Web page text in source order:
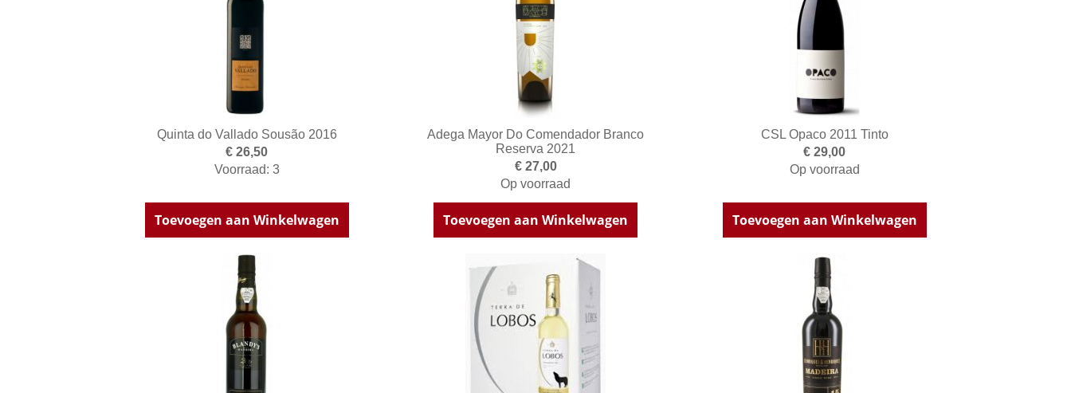
Quinta do Vallado Sousão 2016
€ 26,50
Voorraad: 3
Toevoegen aan Winkelwagen
Adega Mayor Do Comendador Branco
Reserva 2021
€ 27,00
Op voorraad
Toevoegen aan Winkelwagen
CSL Opaco 2011 Tinto
€ 29,00
Op voorraad
Toevoegen aan Winkelwagen